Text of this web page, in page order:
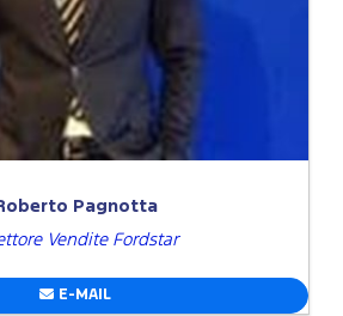
Pagnotta
Vendite Fordstar
E-MAIL